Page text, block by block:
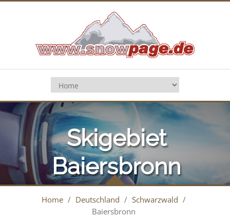
Skigebiet
Baiersbronn
Home / Deutschland / Schwarzwald /
Baiersbronn